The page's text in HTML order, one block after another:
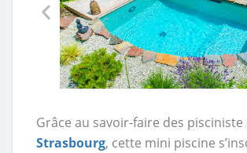
Grâce au savoir-faire des pisciniste
Strasbourg, cette mini piscine